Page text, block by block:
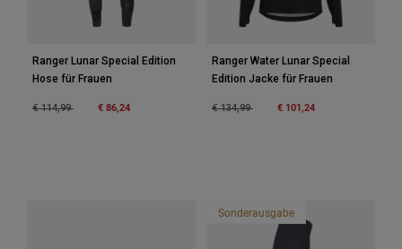
Ranger Lunar Special Edition
Hose für Frauen
Price reduced from
€ 114,99 € 86,24
Ranger Water Lunar Special
Edition Jacke für Frauen
Price reduced from
€ 134,99 € 101,24
Sonderausgabe